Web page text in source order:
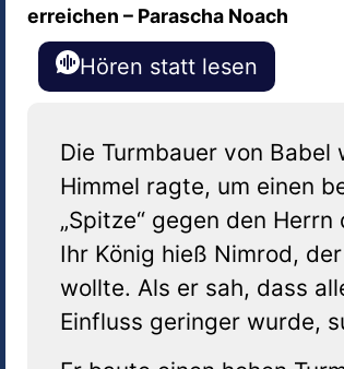
erreichen – Parascha Noach
Hören statt lesen
Die Turmbauer von
Himmel ragte, um einen
„Spitze“ gegen den
Ihr König hieß Nimrod,
wollte. Als er sah, dass
Einfluss geringer wurde,